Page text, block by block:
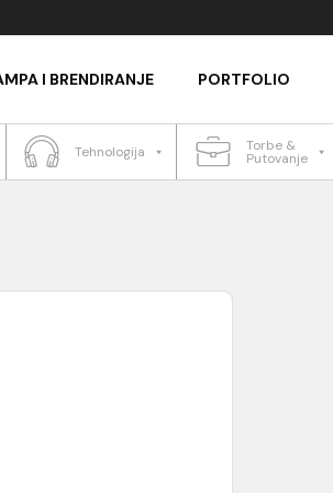
I BRENDIRANJE PORTFOLIO
Tehnologija Torbe &
Putovanje